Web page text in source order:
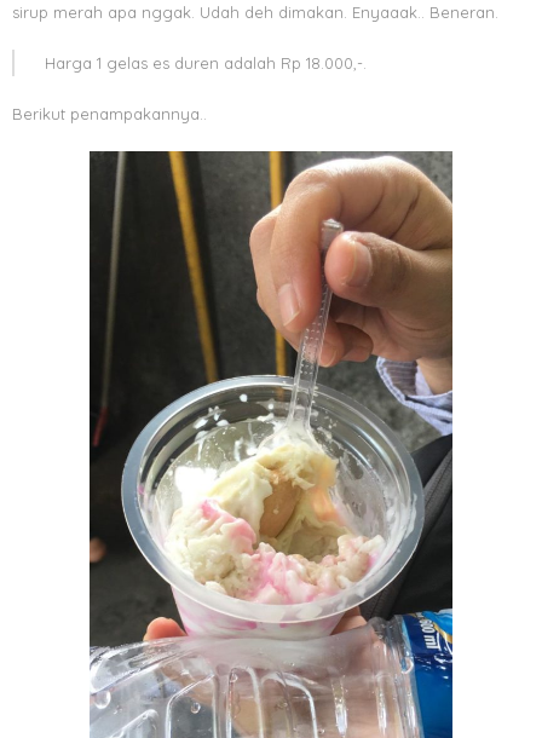
sirup merah apa nggak. Udah deh dimakan. Enyaaak.. Beneran.
Harga 1 gelas es duren adalah Rp 18.000,-.
Berikut penampakannya..